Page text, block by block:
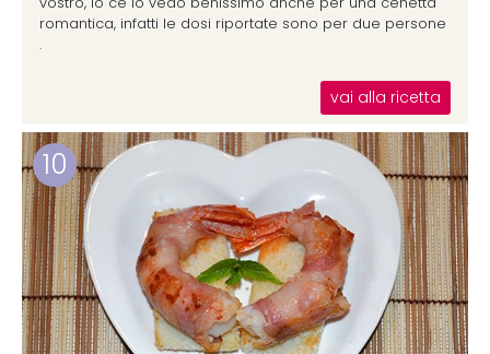
romantica, infatti le dosi riportate sono per due persone
.
vai alla ricetta
10